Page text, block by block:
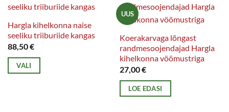
Hargla kihelkonna naise
seeliku triiburiide kangas
88,50€
VALI
UUS
Koerakarvaga lõngast
randmesoojendajad Hargla
kihelkonna vöömustriga
27,00€
LOE EDASI